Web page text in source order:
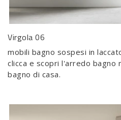
Virgola 06
mobili bagno sospesi in
clicca e scopri l'arredo bagno
bagno di casa.